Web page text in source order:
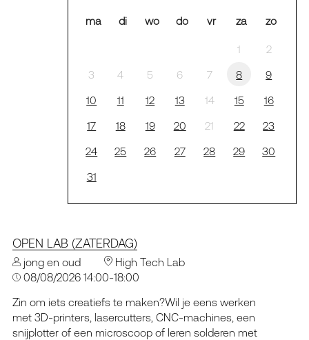
ma di wo do vr za zo
1 2
3 4 5 6 7 8 9
10 11 12 13 14 15 16
17 18 19 20 21 22 23
24 25 26 27 28 29 30
31
OPEN LAB (ZATERDAG)
jong en oud
High Tech Lab
08/08/2026 14:00-18:00
Zin om iets creatiefs te maken?Wil je eens werken
met 3D-printers, lasercutters, CNC-machines, een
snijplotter of een microscoop of leren solderen met